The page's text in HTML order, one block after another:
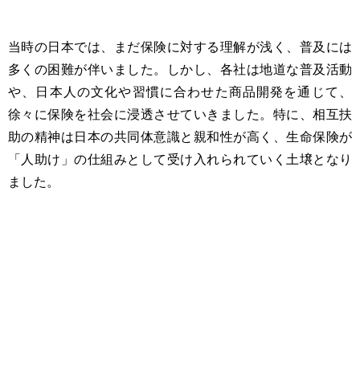
当時の日本では、まだ保険に対する理解が浅く、普及には
多くの困難が伴いました。しかし、各社は地道な普及活動
や、日本人の文化や習慣に合わせた商品開発を通じて、
徐々に保険を社会に浸透させていきました。特に、相互扶
助の精神は日本の共同体意識と親和性が高く、生命保険が
「人助け」の仕組みとして受け入れられていく土壌となり
ました。